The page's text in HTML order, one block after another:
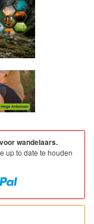
wandelaars.
up to date te houden